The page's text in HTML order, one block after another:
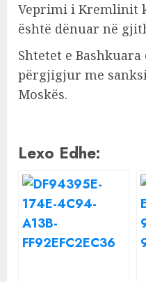
Veprimi i Kremlinit
është dënuar në
Shtetet e
përgjigjur me
Moskës.
Lexo Edhe: